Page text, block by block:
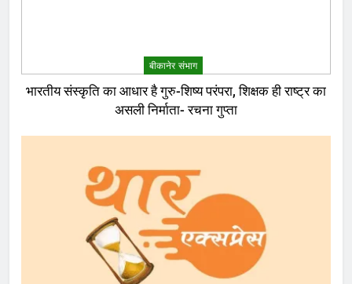
बीकानेर संभाग
भारतीय संस्कृति का आधार है गुरु-शिष्य परंपरा, शिक्षक ही राष्ट्र का
असली निर्माता- रचना गुप्ता